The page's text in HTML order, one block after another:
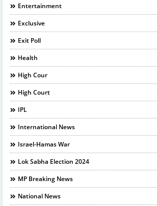
Entertainment
Exclusive
Exit Poll
Health
High Cour
High Court
IPL
International News
Israel-Hamas War
Lok Sabha Election 2024
MP Breaking News
National News